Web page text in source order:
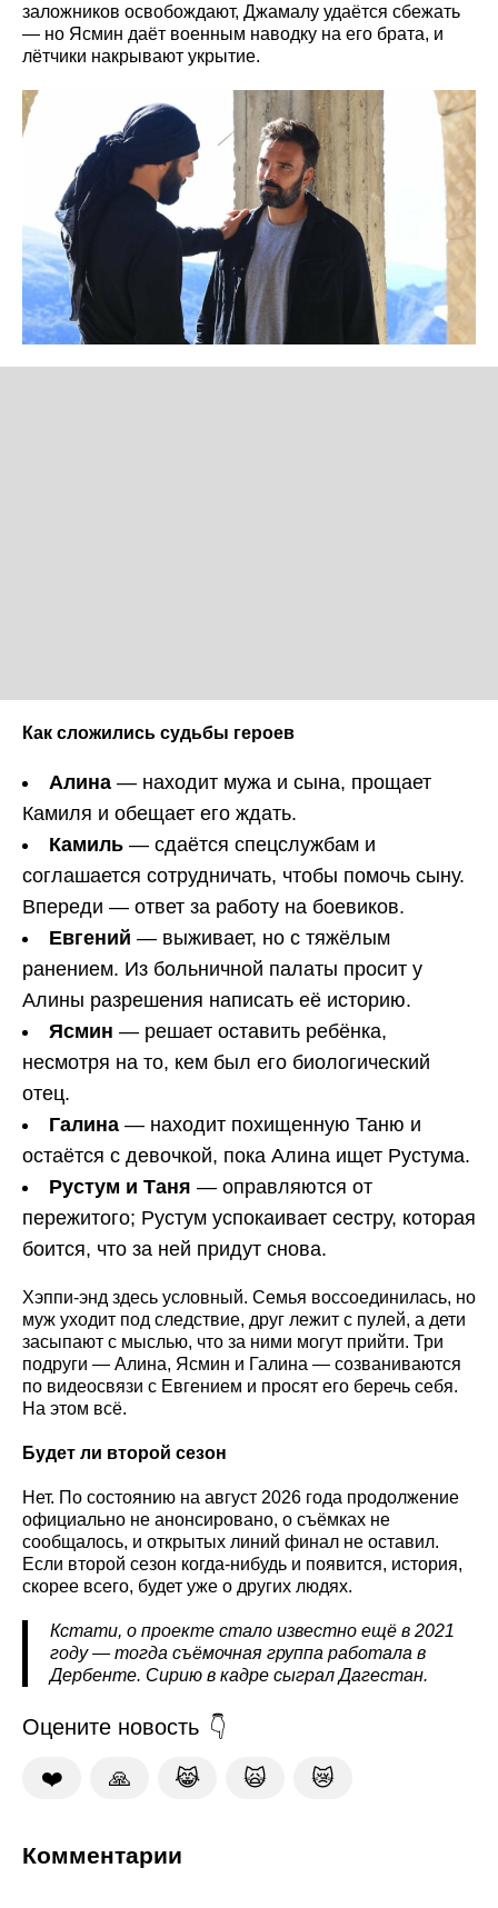
заложников освобождают, Джамалу удаётся сбежать
— но Ясмин даёт военным наводку на его брата, и
лётчики накрывают укрытие.
Как сложились судьбы героев
Алина — находит мужа и сына, прощает
Камиля и обещает его ждать.
Камиль — сдаётся спецслужбам и
соглашается сотрудничать, чтобы помочь сыну.
Впереди — ответ за работу на боевиков.
Евгений — выживает, но с тяжёлым
ранением. Из больничной палаты просит у
Алины разрешения написать её историю.
Ясмин — решает оставить ребёнка,
несмотря на то, кем был его биологический
отец.
Галина — находит похищенную Таню и
остаётся с девочкой, пока Алина ищет Рустума.
Рустум и Таня — оправляются от
пережитого; Рустум успокаивает сестру, которая
боится, что за ней придут снова.
Хэппи-энд здесь условный. Семья воссоединилась, но
муж уходит под следствие, друг лежит с пулей, а дети
засыпают с мыслью, что за ними могут прийти. Три
подруги — Алина, Ясмин и Галина — созваниваются
по видеосвязи с Евгением и просят его беречь себя.
На этом всё.
Будет ли второй сезон
Нет. По состоянию на август 2026 года продолжение
официально не анонсировано, о съёмках не
сообщалось, и открытых линий финал не оставил.
Если второй сезон когда-нибудь и появится, история,
скорее всего, будет уже о других людях.
Кстати, о проекте стало известно ещё в 2021
году — тогда съёмочная группа работала в
Дербенте. Сирию в кадре сыграл Дагестан.
Оцените новость
❤️ 🙏 😹 🙀 😿
Комментарии